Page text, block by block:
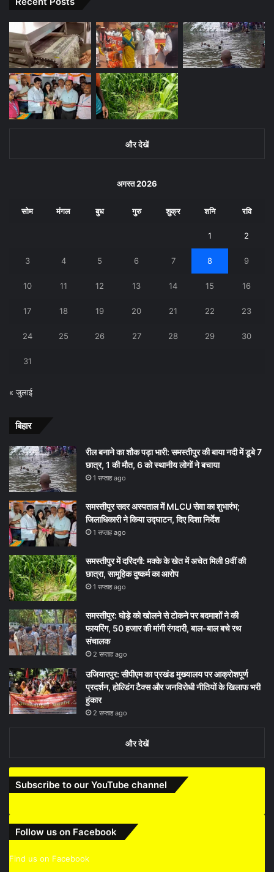
और देखें
अगस्त 2026
सोम मंगल बुध गुरु शुक्र शनि रवि
1 2
3 4 5 6 7 8 9
10 11 12 13 14 15 16
17 18 19 20 21 22 23
24 25 26 27 28 29 30
31
« जुलाई
बिहार
रील बनाने का शौक पड़ा भारी: समस्तीपुर की बाया नदी में डूबे 7
छात्र, 1 की मौत, 6 को स्थानीय लोगों ने बचाया
1 सप्ताह ago
समस्तीपुर सदर अस्पताल में MLCU सेवा का शुभारंभ;
जिलाधिकारी ने किया उद्घाटन, दिए दिशा निर्देश
1 सप्ताह ago
समस्तीपुर में दरिंदगी: मक्के के खेत में अचेत मिली 9वीं की
छात्रा, सामूहिक दुष्कर्म का आरोप
1 सप्ताह ago
समस्तीपुर: घोड़े को खोलने से टोकने पर बदमाशों ने की
फायरिंग, 50 हजार की मांगी रंगदारी, बाल-बाल बचे रथ
संचालक
2 सप्ताह ago
उजियारपुर: सीपीएम का प्रखंड मुख्यालय पर आक्रोशपूर्ण
प्रदर्शन, होल्डिंग टैक्स और जनविरोधी नीतियों के खिलाफ भरी
हुंकार
2 सप्ताह ago
और देखें
Subscribe to our YouTube channel
Follow us on Facebook
Find us on Facebook